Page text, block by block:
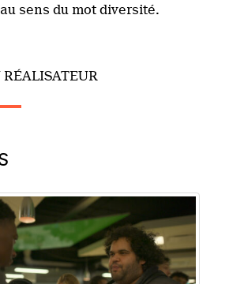
sens du mot diversité.